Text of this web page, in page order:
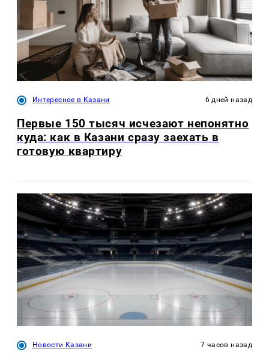
Интересное в Казани 6 дней назад
Первые 150 тысяч исчезают непонятно
куда: как в Казани сразу заехать в
готовую квартиру
Новости Казани 7 часов назад